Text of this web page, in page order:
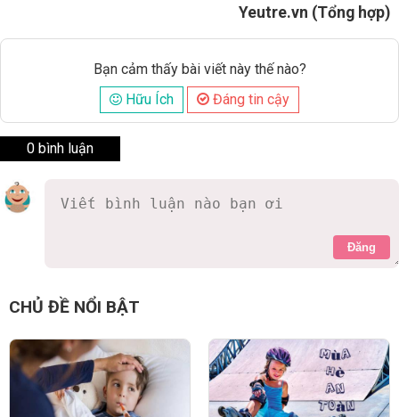
Yeutre.vn (Tổng hợp)
Bạn cảm thấy bài viết này thế nào?
Hữu Ích
Đáng tin cậy
0 bình luận
Đăng
CHỦ ĐỀ NỔI BẬT